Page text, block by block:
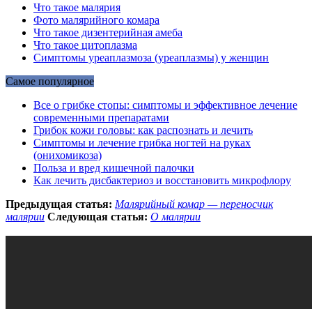
Что такое малярия
Фото малярийного комара
Что такое дизентерийная амеба
Что такое цитоплазма
Симптомы уреаплазмоза (уреаплазмы) у женщин
Самое популярное
Все о грибке стопы: симптомы и эффективное лечение
современными препаратами
Грибок кожи головы: как распознать и лечить
Симптомы и лечение грибка ногтей на руках
(онихомикоза)
Польза и вред кишечной палочки
Как лечить дисбактериоз и восстановить микрофлору
Предыдущая статья: Малярийный комар — переносчик
малярии Следующая статья: О малярии